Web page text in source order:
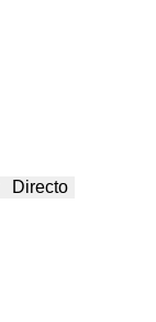
Directo